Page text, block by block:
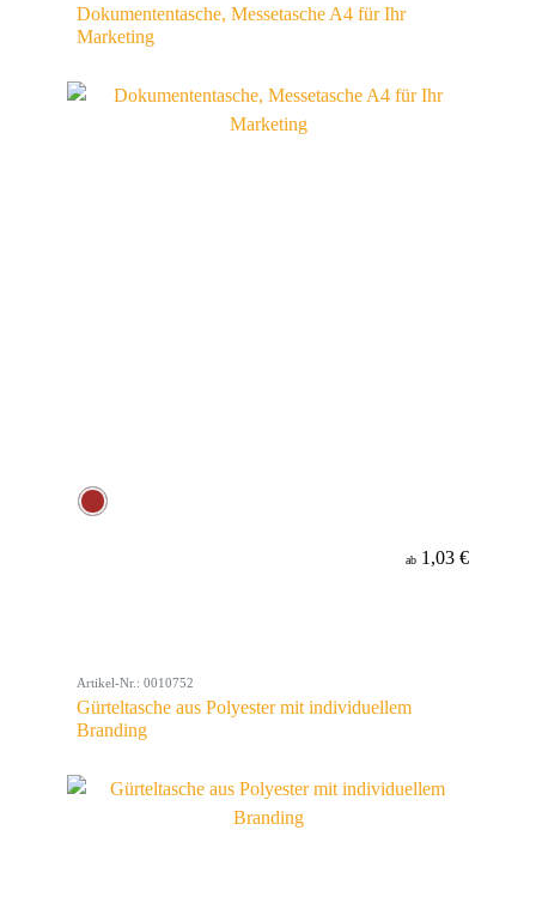
Dokumententasche, Messetasche A4 für Ihr
Marketing
ab 1,03 €
Artikel-Nr.: 0010752
Gürteltasche aus Polyester mit individuellem
Branding